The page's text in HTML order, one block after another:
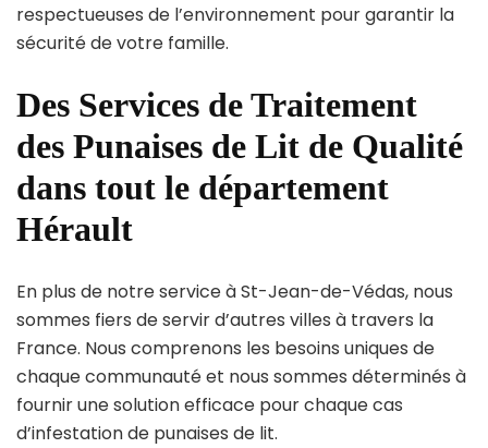
respectueuses de l’environnement pour garantir la
sécurité de votre famille.
Des Services de Traitement
des Punaises de Lit de Qualité
dans tout le département
Hérault
En plus de notre service à St-Jean-de-Védas, nous
sommes fiers de servir d’autres villes à travers la
France. Nous comprenons les besoins uniques de
chaque communauté et nous sommes déterminés à
fournir une solution efficace pour chaque cas
d’infestation de punaises de lit.